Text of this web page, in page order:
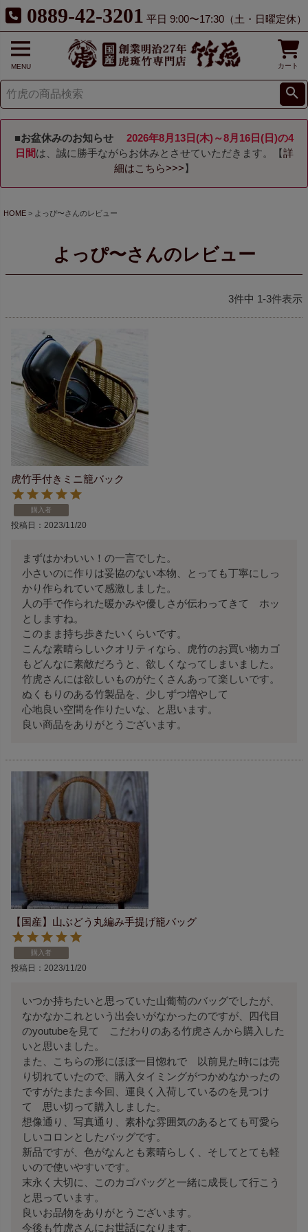
0889-42-3201 平日 9:00〜17:30（土・日曜定休）
MENU カート
■お盆休みのお知らせ
2026年8月13日(木)～8月16日(日)の4
日間は、誠に勝手ながらお休みとさせていただきます。【詳
細はこちら>>> 】
HOME よっぴ〜さんのレビュー
よっぴ〜さんのレビュー
3件中 1-3件表示
虎竹手付きミニ籠バック
購入者
投稿日 2023/11/20
まずはかわいい！の一言でした。
小さいのに作りは妥協のない本物、とっても丁寧にしっ
かり作られていて感激しました。
人の手で作られた暖かみや優しさが伝わってきて　ホッ
としますね。
このまま持ち歩きたいくらいです。
こんな素晴らしいクオリティなら、虎竹のお買い物カゴ
もどんなに素敵だろうと、欲しくなってしまいました。
竹虎さんには欲しいものがたくさんあって楽しいです。
ぬくもりのある竹製品を、少しずつ増やして
心地良い空間を作りたいな、と思います。
良い商品をありがとうございます。
【国産】山ぶどう丸編み手提げ籠バッグ
購入者
投稿日 2023/11/20
いつか持ちたいと思っていた山葡萄のバッグでしたが、
なかなかこれという出会いがなかったのですが、四代目
のyoutubeを見て　こだわりのある竹虎さんから購入した
いと思いました。
また、こちらの形にほぼ一目惚れで　以前見た時には売
り切れていたので、購入タイミングがつかめなかったの
ですがたまたま今回、運良く入荷しているのを見つけ
て　思い切って購入しました。
想像通り、写真通り、素朴な雰囲気のあるとても可愛ら
しいコロンとしたバッグです。
新品ですが、色がなんとも素晴らしく、そしてとても軽
いので使いやすいです。
末永く大切に、このカゴバッグと一緒に成長して行こう
と思っています。
良いお品物をありがとうございます。
今後も竹虎さんにお世話になります。